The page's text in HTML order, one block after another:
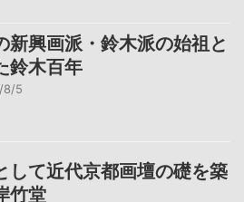
新興画派・鈴木派の始祖と
鈴木百年
8/5
して近代京都画壇の礎を築
竹堂